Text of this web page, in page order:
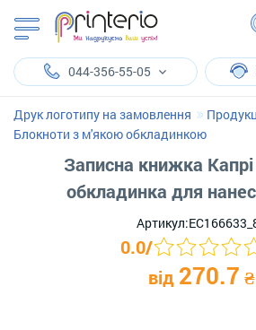
044-356-55-05
Друк логотипу на замовлення
Блокноти з м'якою обкладинкою
Записна книжка
обкладинка для
Артикул:
0.0/
від 270.7 ₴